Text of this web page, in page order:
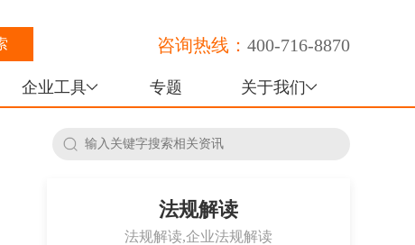
咨询热线： 400-716-8870
企业工具 专题 关于我们
法规解读
法规解读,企业法规解读